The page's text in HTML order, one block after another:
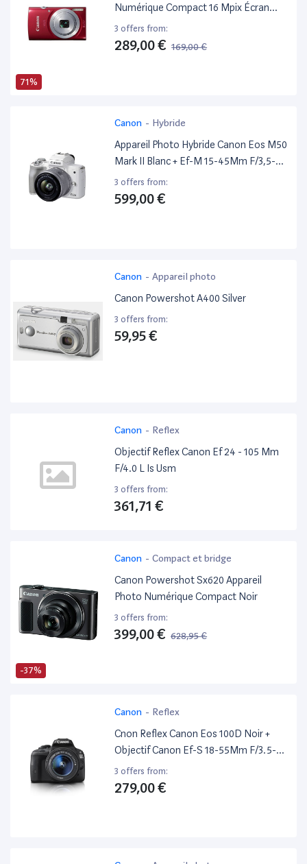
71%
Numérique Compact 16 Mpix Écran
LCD 2,7" Zoom Optique 8X Rouge
3 offers from:
289,00 € 169,00 €
Canon - Hybride
Appareil Photo Hybride Canon Eos M50
Mark II Blanc + Ef-M 15-45Mm F/3,5-6,3
Is Stm Silver
3 offers from:
599,00 €
Canon - Appareil photo
Canon Powershot A400 Silver
3 offers from:
59,95 €
Canon - Reflex
Objectif Reflex Canon Ef 24 - 105 Mm
F/4.0 L Is Usm
3 offers from:
361,71 €
-37%
Canon - Compact et bridge
Canon Powershot Sx620 Appareil
Photo Numérique Compact Noir
3 offers from:
399,00 € 628,95 €
Canon - Reflex
Cnon Reflex Canon Eos 100D Noir +
Objectif Canon Ef-S 18-55Mm F/3.5-
5.6 Dc III
3 offers from:
279,00 €